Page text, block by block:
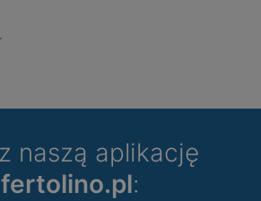
naszą aplikację
: